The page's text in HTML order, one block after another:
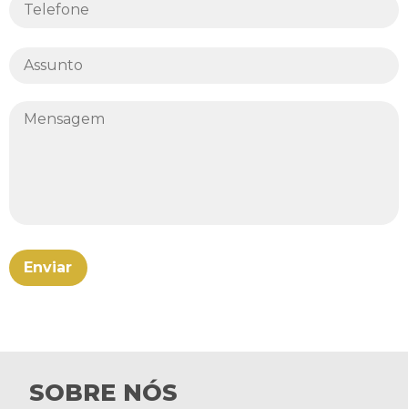
SOBRE NÓS